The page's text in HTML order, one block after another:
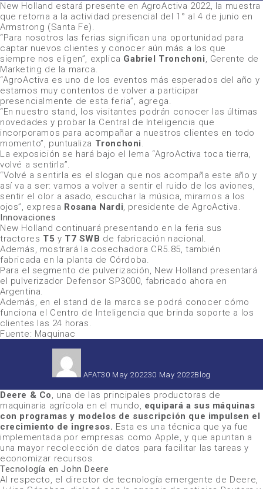
New Holland estará presente en AgroActiva 2022, la muestra
que retorna a la actividad presencial del 1° al 4 de junio en
Armstrong (Santa Fe).
“Para nosotros las ferias significan una oportunidad para
captar nuevos clientes y conocer aún más a los que
siempre nos eligen”, explica Gabriel Tronchoni, Gerente de
Marketing de la marca.
“AgroActiva es uno de los eventos más esperados del año y
estamos muy contentos de volver a participar
presencialmente de esta feria”, agrega.
“En nuestro stand, los visitantes podrán conocer las últimas
novedades y probar la Central de Inteligencia que
incorporamos para acompañar a nuestros clientes en todo
momento”, puntualiza Tronchoni.
La exposición se hará bajo el lema “AgroActiva toca tierra,
volvé a sentirla”.
“Volvé a sentirla es el slogan que nos acompaña este año y
así va a ser: vamos a volver a sentir el ruido de los aviones,
sentir el olor a asado, escuchar la música, mirarnos a los
ojos”, expresa Rosana Nardi, presidente de AgroActiva.
Innovaciones
New Holland continuará presentando en la feria sus
tractores T5 y T7 SWB de fabricación nacional.
Además, mostrará la cosechadora CR5.85, también
fabricada en la planta de Córdoba.
Para el segmento de pulverización, New Holland presentará
el pulverizador Defensor SP3000, fabricado ahora en
Argentina.
Además, en el stand de la marca se podrá conocer cómo
funciona el Centro de Inteligencia que brinda soporte a los
clientes las 24 horas.
Fuente: Maquinac
AFAT30 May 202230 May 2022Blog
Deere & Co, una de las principales productoras de
maquinaria agrícola en el mundo, equipará a sus máquinas
con programas y modelos de suscripción que impulsen el
crecimiento de ingresos. Esta es una técnica que ya fue
implementada por empresas como Apple, y que apuntan a
una mayor recolección de datos para facilitar las tareas y
economizar recursos.
Tecnología en John Deere
Al respecto, el director de tecnología emergente de Deere,